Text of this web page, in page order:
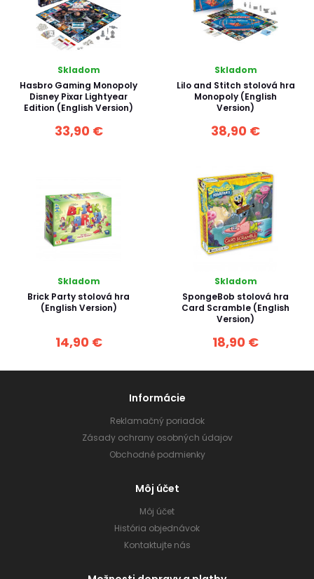
Skladom
Hasbro Gaming Monopoly
Disney Pixar Lightyear
Edition (English Version)
33,90 €
Skladom
Lilo and Stitch stolová hra
Monopoly (English
Version)
38,90 €
Skladom
Brick Party stolová hra
(English Version)
14,90 €
Skladom
SpongeBob stolová hra
Card Scramble (English
Version)
18,90 €
Informácie
Reklamačný poriadok
Zásady ochrany osobných údajov
Obchodné podmienky
Môj účet
Môj účet
História objednávok
Kontaktujte nás